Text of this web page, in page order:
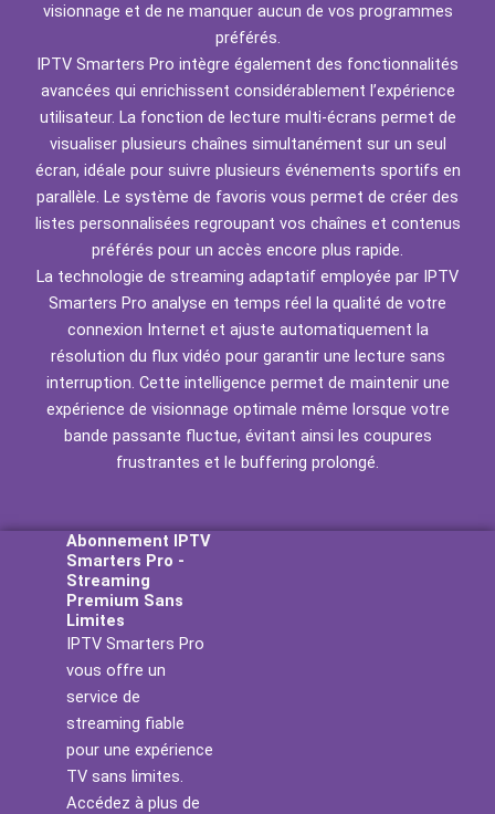
visionnage et de ne manquer aucun de vos programmes
préférés.
IPTV Smarters Pro intègre également des fonctionnalités
avancées qui enrichissent considérablement l’expérience
utilisateur. La fonction de lecture multi-écrans permet de
visualiser plusieurs chaînes simultanément sur un seul
écran, idéale pour suivre plusieurs événements sportifs en
parallèle. Le système de favoris vous permet de créer des
listes personnalisées regroupant vos chaînes et contenus
préférés pour un accès encore plus rapide.
La technologie de streaming adaptatif employée par IPTV
Smarters Pro analyse en temps réel la qualité de votre
connexion Internet et ajuste automatiquement la
résolution du flux vidéo pour garantir une lecture sans
interruption. Cette intelligence permet de maintenir une
expérience de visionnage optimale même lorsque votre
bande passante fluctue, évitant ainsi les coupures
frustrantes et le buffering prolongé.
Abonnement IPTV
Smarters Pro -
Streaming
Premium Sans
Limites
IPTV Smarters Pro
vous offre un
service de
streaming fiable
pour une expérience
TV sans limites.
Accédez à plus de